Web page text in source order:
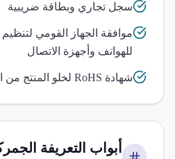
سجل تجاري وبطاقة ضريبية
للهواتف وأجهزة الاتصال
شهادة RoHS لخلو المنتج من المواد الخطرة
أبواب التعريفة